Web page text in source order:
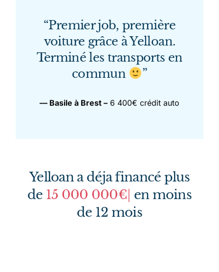
“Premier job, première
voiture grâce à Yelloan.
Terminé les transports en
commun
”
— Basile à Brest –6 400€ crédit auto
Yelloan a déja financé plus
de1000| en moins de 12
mois